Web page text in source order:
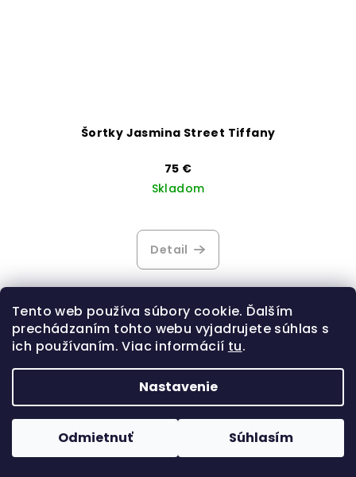
Tento web používa súbory cookie. Ďalším
prechádzaním tohto webu vyjadrujete súhlas s
ich používaním. Viac informácií tu.
Nastavenie
Odmietnuť Súhlasím
Šortky Jasmina Street Tiffany
75 €
Skladom
hodnotenie
produktu
2,8
5
hviezdičiek.
Detail